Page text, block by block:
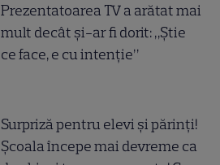
Prezentatoarea TV a arătat mai
mult decât și-ar fi dorit: „Știe
ce face, e cu intenție”
Surpriză pentru elevi și părinți!
Școala începe mai devreme ca